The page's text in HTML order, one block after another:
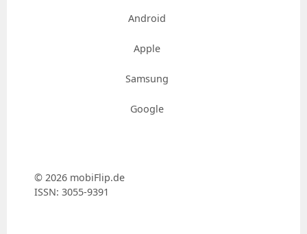
Android
Apple
Samsung
Google
© 2026 mobiFlip.de
ISSN: 3055-9391